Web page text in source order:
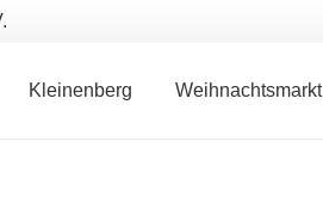
Kleinenberg Weihnachtsmarkt